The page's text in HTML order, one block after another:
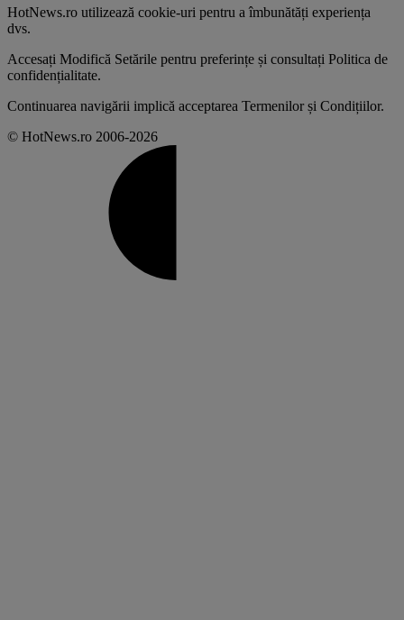
HotNews.ro utilizează cookie-uri pentru a îmbunătăți experiența
dvs.
Accesați Modifică Setările pentru preferințe și consultați Politica de
confidențialitate.
Continuarea navigării implică acceptarea Termenilor și Condițiilor.
© HotNews.ro 2006-2026